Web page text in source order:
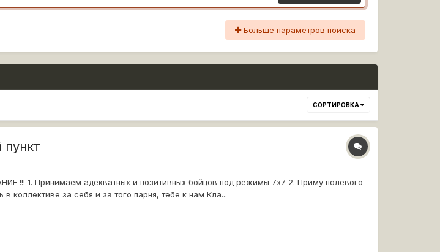
Больше параметров поиска
СОРТИРОВКА
!!! 1. Принимаем адекватных и позитивных бойцов под режимы 7х7 2. Приму полевого
коллективе за себя и за того парня, тебе к нам Кла...